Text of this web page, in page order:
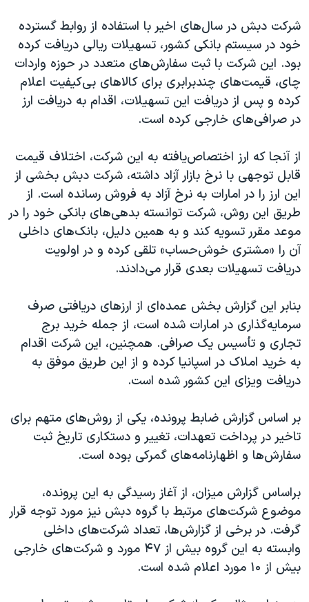
شرکت دبش در سال‌های اخیر با استفاده از روابط گسترده
خود در سیستم بانکی کشور، تسهیلات ریالی دریافت کرده
بود. این شرکت با ثبت سفارش‌های متعدد در حوزه واردات
چای، قیمت‌های چندبرابری برای کالاهای بی‌کیفیت اعلام
کرده و پس از دریافت این تسهیلات، اقدام به دریافت ارز
در صرافی‌های خارجی کرده است.
از آنجا که ارز اختصاص‌یافته به این شرکت، اختلاف قیمت
قابل توجهی با نرخ بازار آزاد داشته، شرکت دبش بخشی از
این ارز را در امارات به نرخ آزاد به فروش رسانده است. از
طریق این روش، شرکت توانسته بدهی‌های بانکی خود را در
موعد مقرر تسویه کند و به همین دلیل، بانک‌های داخلی
آن را «مشتری خوش‌حساب» تلقی کرده و در اولویت
دریافت تسهیلات بعدی قرار می‌دادند.
بنابر این گزارش بخش عمده‌ای از ارزهای دریافتی صرف
سرمایه‌گذاری در امارات شده است، از جمله خرید برج
تجاری و تأسیس یک صرافی. همچنین، این شرکت اقدام
به خرید املاک در اسپانیا کرده و از این طریق موفق به
دریافت ویزای این کشور شده است.
بر اساس گزارش ضابط پرونده، یکی از روش‌های متهم برای
تاخیر در پرداخت تعهدات، تغییر و دستکاری تاریخ ثبت
سفارش‌ها و اظهارنامه‌های گمرکی بوده است.
براساس گزارش میزان، از آغاز رسیدگی به این پرونده،
موضوع شرکت‌های مرتبط با گروه دبش نیز مورد توجه قرار
گرفت. در برخی از گزارش‌ها، تعداد شرکت‌های داخلی
وابسته به این گروه بیش از ۴۷ مورد و شرکت‌های خارجی
بیش از ۱۰ مورد اعلام شده است.